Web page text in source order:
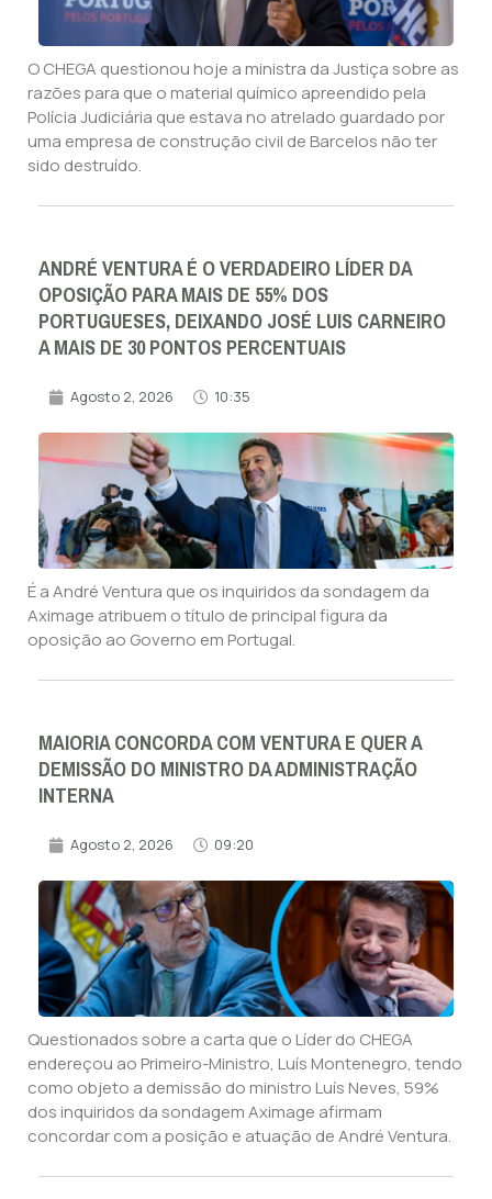
O CHEGA questionou hoje a ministra da Justiça sobre as
razões para que o material químico apreendido pela
Polícia Judiciária que estava no atrelado guardado por
uma empresa de construção civil de Barcelos não ter
sido destruído.
ANDRÉ VENTURA É O VERDADEIRO LÍDER DA
OPOSIÇÃO PARA MAIS DE 55% DOS
PORTUGUESES, DEIXANDO JOSÉ LUIS CARNEIRO
A MAIS DE 30 PONTOS PERCENTUAIS
Agosto 2, 2026 10:35
É a André Ventura que os inquiridos da sondagem da
Aximage atribuem o título de principal figura da
oposição ao Governo em Portugal.
MAIORIA CONCORDA COM VENTURA E QUER A
DEMISSÃO DO MINISTRO DA ADMINISTRAÇÃO
INTERNA
Agosto 2, 2026 09:20
Questionados sobre a carta que o Líder do CHEGA
endereçou ao Primeiro-Ministro, Luís Montenegro, tendo
como objeto a demissão do ministro Luís Neves, 59%
dos inquiridos da sondagem Aximage afirmam
concordar com a posição e atuação de André Ventura.